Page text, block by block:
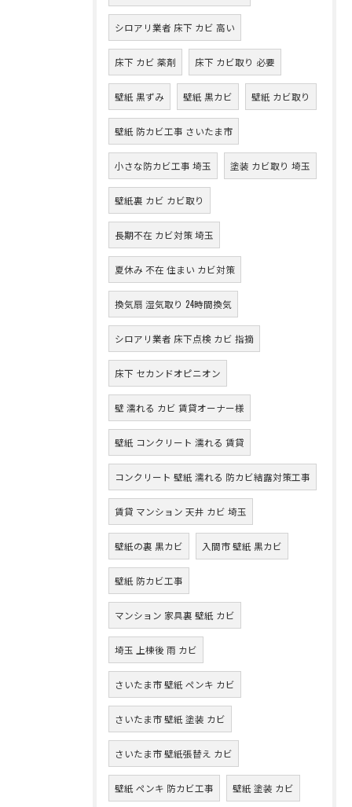
シロアリ業者 床下 カビ 高い
床下 カビ 薬剤 床下 カビ取り 必要
壁紙 黒ずみ 壁紙 黒カビ 壁紙 カビ取り
壁紙 防カビ工事 さいたま市
小さな防カビ工事 埼玉 塗装 カビ取り 埼玉
壁紙裏 カビ カビ取り
長期不在 カビ対策 埼玉
夏休み 不在 住まい カビ対策
換気扇 湿気取り 24時間換気
シロアリ業者 床下点検 カビ 指摘
床下 セカンドオピニオン
壁 濡れる カビ 賃貸オーナー様
壁紙 コンクリート 濡れる 賃貸
コンクリート 壁紙 濡れる 防カビ結露対策工事
賃貸 マンション 天井 カビ 埼玉
壁紙の裏 黒カビ 入間市 壁紙 黒カビ
壁紙 防カビ工事
マンション 家具裏 壁紙 カビ
埼玉 上棟後 雨 カビ
さいたま市 壁紙 ペンキ カビ
さいたま市 壁紙 塗装 カビ
さいたま市 壁紙張替え カビ
壁紙 ペンキ 防カビ工事 壁紙 塗装 カビ